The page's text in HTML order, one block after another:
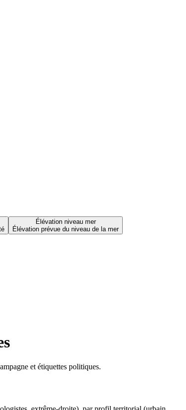
Élévation niveau mer
Élévation prévue du niveau de la mer
et étiquettes politiques.